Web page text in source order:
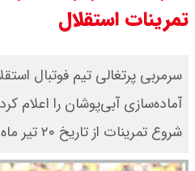
۱۴۰۵ اعلام شد/ طلا بر مدار صعود
تمرینات استقلال
سرمربی پرتغالی تیم فوتبال
آماده‌سازی آبی‌پوشان را اعلام
شروع تمرینات از تاریخ ۲۰ تیر ماه خواهد بود.